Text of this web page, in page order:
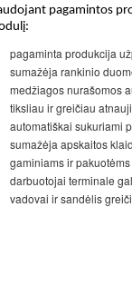
pagamintos
pagaminta produkcija
sumažėja rankinio
medžiagos nurašomos
tiksliau ir greičiau
automatiškai sukuriami
sumažėja apskaitos
gaminiams ir
darbuotojai terminale
vadovai ir sandėlis